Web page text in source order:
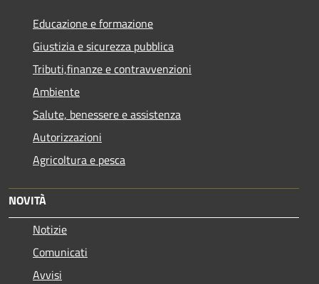
Educazione e formazione
Giustizia e sicurezza pubblica
Tributi,finanze e contravvenzioni
Ambiente
Salute, benessere e assistenza
Autorizzazioni
Agricoltura e pesca
NOVITÀ
Notizie
Comunicati
Avvisi